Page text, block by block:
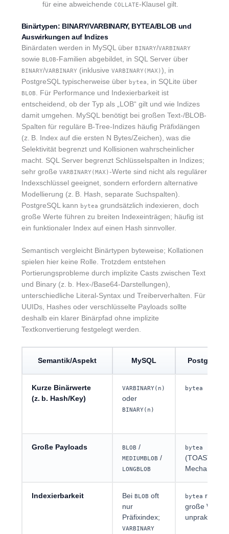
für eine abweichende COLLATE-Klausel gilt.
Binärtypen: BINARY/VARBINARY, BYTEA/BLOB und
Auswirkungen auf Indizes
Binärdaten werden in MySQL über BINARY/VARBINARY
sowie BLOB-Familien abgebildet, in SQL Server über
BINARY/VARBINARY (inklusive VARBINARY(MAX)), in
PostgreSQL typischerweise über bytea , in SQLite über
BLOB
. Für Performance und Indexierbarkeit ist
entscheidend, ob der Typ als „LOB“ gilt und wie Indizes
damit umgehen. MySQL benötigt bei großen Text-/BLOB-
Spalten für reguläre B-Tree-Indizes häufig Präfixlängen
(z. B. Index auf die ersten N Bytes/Zeichen), was die
Selektivität begrenzt und Kollisionen wahrscheinlicher
macht. SQL Server begrenzt Schlüsselspalten in Indizes;
sehr große VARBINARY(MAX)-Werte sind nicht als regulärer
Indexschlüssel geeignet, sondern erfordern alternative
Modellierung (z. B. Hash, separate Suchspalten).
PostgreSQL kann bytea grundsätzlich indexieren, doch
große Werte führen zu breiten Indexeinträgen; häufig ist
ein funktionaler Index auf einen Hash sinnvoller.
Semantisch vergleicht Binärtypen byteweise; Kollationen
spielen hier keine Rolle. Trotzdem entstehen
Portierungsprobleme durch implizite Casts zwischen Text
und Binary (z. b. Hex-/Base64-Darstellungen),
unterschiedliche Literal-Syntax und Treiberverhalten. Für
UUIDs, Hashes oder verschlüsselte Payloads sollte
deshalb ein klarer Binärpfad ohne implizite
Textkonvertierung festgelegt werden.
Semantik/Aspekt MySQL
Kurze Binärwerte
(z. b. Hash/Key)
VARBINARY(n)
oder
BINARY(n)
bytea
Große Payloads BLOB /
MEDIUMBLOB /
LONGBLOB
bytea
(TOAST-
Indexierbarkeit Bei BLOB oft
nur
Präfixindex;
VARBINARY
bytea regulär,
große Werte
unpraktisch